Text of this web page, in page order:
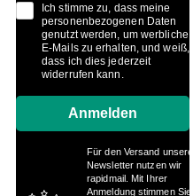
Ich stimme zu, dass meine
personenbezogenen Daten
genutzt werden, um werbliche
E-Mails zu erhalten, und weiß,
dass ich dies jederzeit
widerrufen kann.
Anmelden
Für den Versand unserer
Newsletter nutzen wir
rapidmail. Mit Ihrer
Anmeldung stimmen Sie